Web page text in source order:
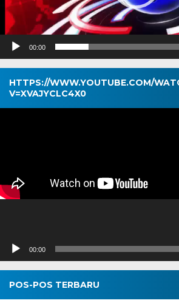
00:00
HTTPS://WWW.YOUTUBE.COM/
V=XVAJYCLC4X0
Pemutar
00:00
POS-POS TERBARU